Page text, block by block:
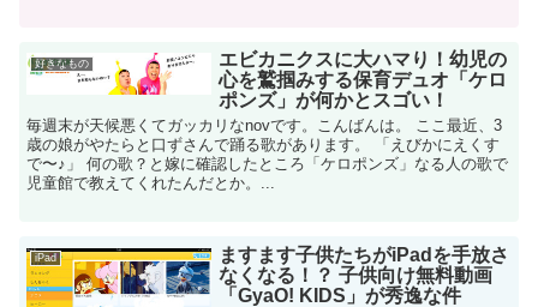
好きなもの
エビカニクスに大ハマり！幼児の
心を鷲掴みする保育デュオ「ケロ
ポンズ」が何かとスゴい！
毎週末が天候悪くてガッカリなnovです。こんばんは。 ここ最近、3
歳の娘がやたらと口ずさんで踊る歌があります。 「えびかにえくす
で〜♪」 何の歌？と嫁に確認したところ「ケロポンズ」なる人の歌で
児童館で教えてくれたんだとか。...
iPad
ますます子供たちがiPadを手放さ
なくなる！？ 子供向け無料動画
「GyaO! KIDS」が秀逸な件